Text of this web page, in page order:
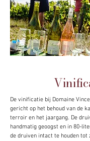
De vinificatie bij Domaine
gericht op het behoud van de
terroir en het jaargang. De
handmatig geoogst en in 80-
de druiven intact te houden